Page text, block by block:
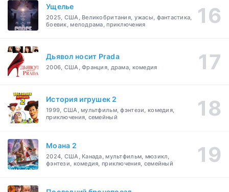
Ущелье
2025, США, Великобритания, ужасы, фантастика,
боевик, мелодрама, приключения
Дьявол носит Prada
2006, США, Франция, драма, комедия
История игрушек 2
1999, США, мультфильм, фэнтези, комедия,
приключения, семейный
Моана 2
2024, США, Канада, мультфильм, мюзикл,
фэнтези, комедия, приключения, семейный